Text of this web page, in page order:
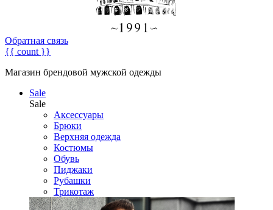
Обратная связь
{{ count }}
Магазин брендовой мужской одежды
Sale
Sale
Аксессуары
Брюки
Верхняя одежда
Костюмы
Обувь
Пиджаки
Рубашки
Трикотаж